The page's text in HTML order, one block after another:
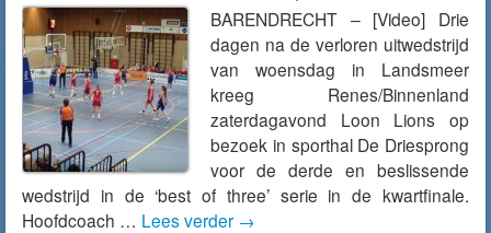
BARENDRECHT – [Video] Drie
dagen na de verloren uitwedstrijd
van woensdag in Landsmeer
kreeg Renes/Binnenland
zaterdagavond Loon Lions op
bezoek in sporthal De Driesprong
voor de derde en beslissende
wedstrijd in de ‘best of three’ serie in de kwartfinale.
Hoofdcoach … Lees verder →